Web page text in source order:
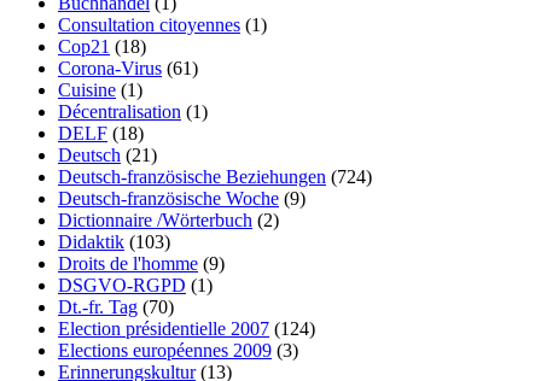
Consultation citoyennes (1)
Cop21 (18)
Corona-Virus (61)
Cuisine (1)
Décentralisation (1)
DELF (18)
Deutsch (21)
Deutsch-französische Beziehungen (724)
Deutsch-französische Woche (9)
Dictionnaire /Wörterbuch (2)
Didaktik (103)
Droits de l'homme (9)
DSGVO-RGPD (1)
Dt.-fr. Tag (70)
Election présidentielle 2007 (124)
Elections européennes 2009 (3)
Erinnerungskultur(13)